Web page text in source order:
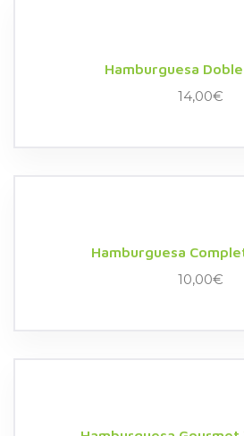
Hamburguesa
14,00€
Hamburguesa
10,00€